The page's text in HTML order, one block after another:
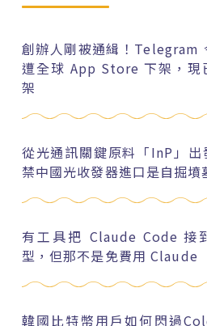
創辦人剛被通緝！Telegram
遭全球 App Store 下架，現
架
從光通訊關鍵原料「InP」出
禁中國光收發器進口是自掘墳
有工具把 Claude Code 接
型，但那不是免費用 Claude
韓國比特幣用戶如何閃過